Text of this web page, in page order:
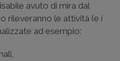
avuto di mira dal
rileveranno le attività (e i
ad esempio: